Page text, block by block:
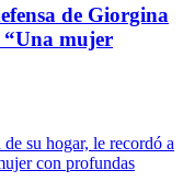
de Giorgina
“Una mujer
su hogar, le recordó a
con profundas